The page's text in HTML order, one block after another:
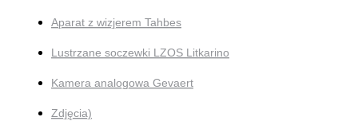
Aparat z wizjerem Tahbes
Lustrzane soczewki LZOS Litkarino
Kamera analogowa Gevaert
Zdjęcia)